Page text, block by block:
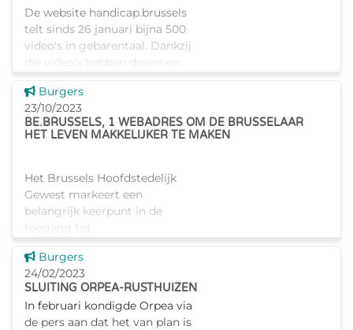
De website handicap.brussels
telt sinds 26 januari bijna 500
video's in gebarentaal. Dankzij
die video's hebben doven en
alle informatie op de site. Zo
voldoen we nog be
Dit nieuws tonen
Burgers
23/10/2023
BE.BRUSSELS, 1 WEBADRES OM DE BRUSSELAAR
HET LEVEN MAKKELIJKER TE MAKEN
Het Brussels Hoofdstedelijk
Gewest markeert een
belangrijk keerpunt in de
"be.brussels" een nieuwe
generatie portaalsite, ten
dienste van de burger. In het
Brus
Dit nieuws tonen
Burgers
24/02/2023
SLUITING ORPEA-RUSTHUIZEN
In februari kondigde Orpea via
de pers aan dat het van plan is